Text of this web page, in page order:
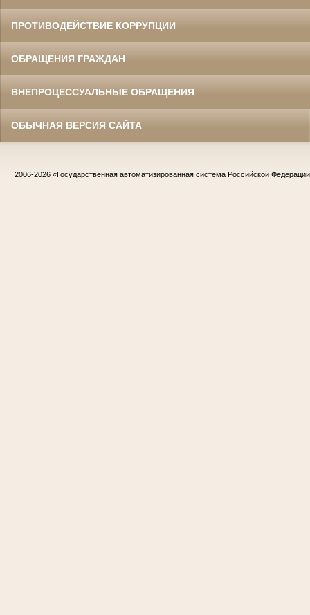
ПРОТИВОДЕЙСТВИЕ КОРРУПЦИИ
ОБРАЩЕНИЯ ГРАЖДАН
ВНЕПРОЦЕССУАЛЬНЫЕ ОБРАЩЕНИЯ
ОБЫЧНАЯ ВЕРСИЯ САЙТА
2006-2026 «Государственная автоматизированная система Российской